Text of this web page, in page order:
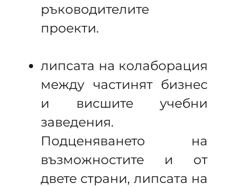
ръководителите
проекти.
липсата на колаборация
между частинят бизнес
и висшите учебни
заведения.
Подценяването на
възможностите и от
двете страни, липсата на